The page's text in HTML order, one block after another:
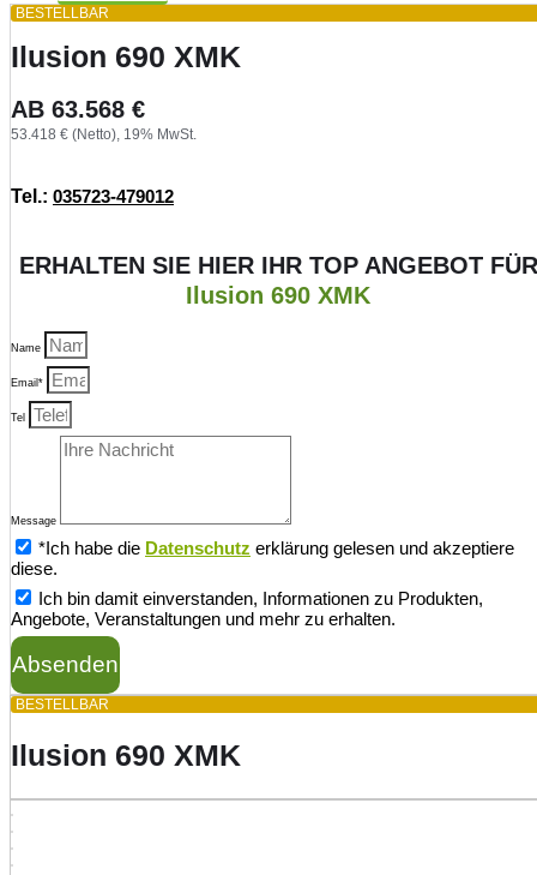
BESTELLBAR
Ilusion 690 XMK
AB 63.568 €
53.418 € (Netto), 19% MwSt.
Tel.: 035723-479012
ERHALTEN SIE HIER IHR TOP ANGEBOT FÜR
Ilusion 690 XMK
Name
Email*
Tel
Message
*Ich habe die Datenschutz erklärung gelesen und akzeptiere
diese.
Ich bin damit einverstanden, Informationen zu Produkten,
Angebote, Veranstaltungen und mehr zu erhalten.
Absenden
BESTELLBAR
Ilusion 690 XMK